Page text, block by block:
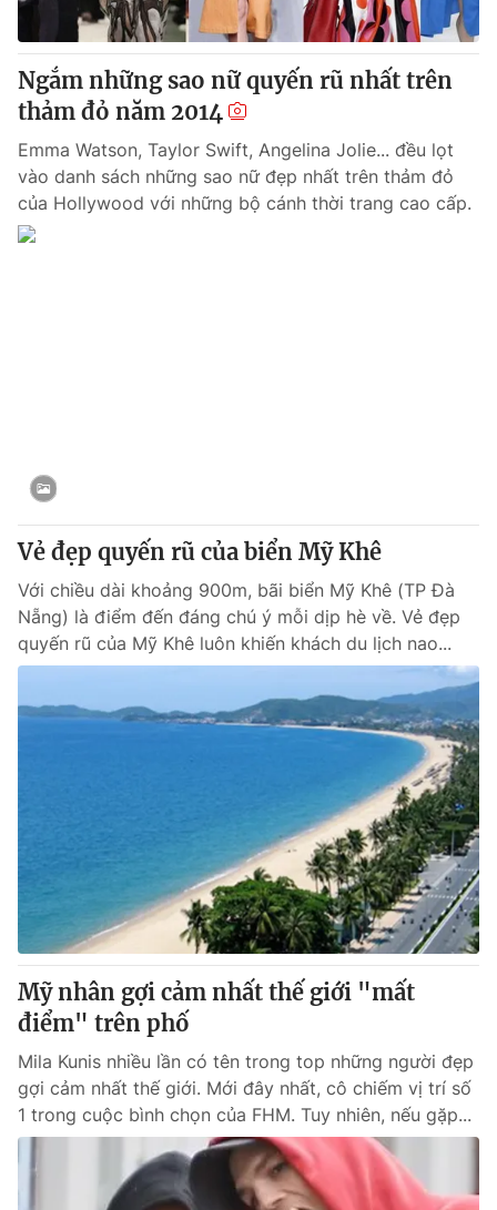
Ngắm những sao nữ quyến rũ nhất trên
thảm đỏ năm 2014
Emma Watson, Taylor Swift, Angelina Jolie... đều lọt
vào danh sách những sao nữ đẹp nhất trên thảm đỏ
của Hollywood với những bộ cánh thời trang cao cấp.
Vẻ đẹp quyến rũ của biển Mỹ Khê
Với chiều dài khoảng 900m, bãi biển Mỹ Khê (TP Đà
Nẵng) là điểm đến đáng chú ý mỗi dịp hè về. Vẻ đẹp
quyến rũ của Mỹ Khê luôn khiến khách du lịch nao...
Mỹ nhân gợi cảm nhất thế giới "mất
điểm" trên phố
Mila Kunis nhiều lần có tên trong top những người đẹp
gợi cảm nhất thế giới. Mới đây nhất, cô chiếm vị trí số
1 trong cuộc bình chọn của FHM. Tuy nhiên, nếu gặp...